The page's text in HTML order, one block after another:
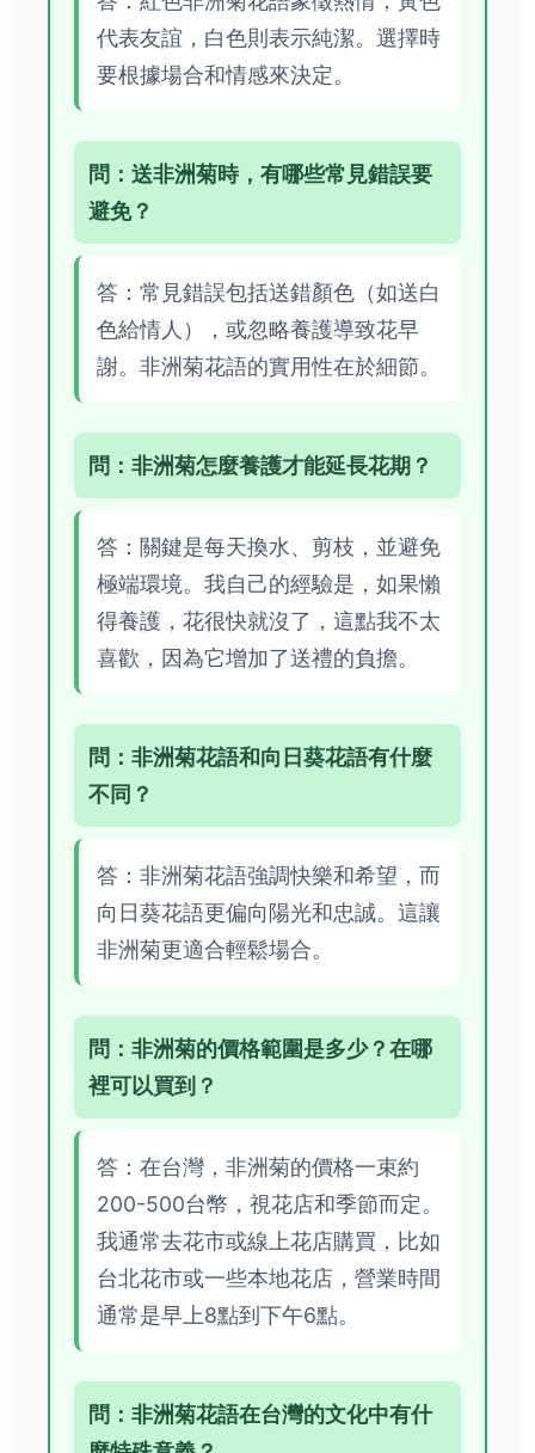
代表友誼，白色則表示純潔。選擇時
要根據場合和情感來決定。
問：送非洲菊時，有哪些常見錯誤要
避免？
答：常見錯誤包括送錯顏色（如送白
色給情人），或忽略養護導致花早
謝。非洲菊花語的實用性在於細節。
問：非洲菊怎麼養護才能延長花期？
答：關鍵是每天換水、剪枝，並避免
極端環境。我自己的經驗是，如果懶
得養護，花很快就沒了，這點我不太
喜歡，因為它增加了送禮的負擔。
問：非洲菊花語和向日葵花語有什麼
不同？
答：非洲菊花語強調快樂和希望，而
向日葵花語更偏向陽光和忠誠。這讓
非洲菊更適合輕鬆場合。
問：非洲菊的價格範圍是多少？在哪
裡可以買到？
答：在台灣，非洲菊的價格一束約
200-500台幣，視花店和季節而定。
我通常去花市或線上花店購買，比如
台北花市或一些本地花店，營業時間
通常是早上8點到下午6點。
問：非洲菊花語在台灣的文化中有什